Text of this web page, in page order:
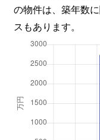
の物件は、築年数
スもあります。